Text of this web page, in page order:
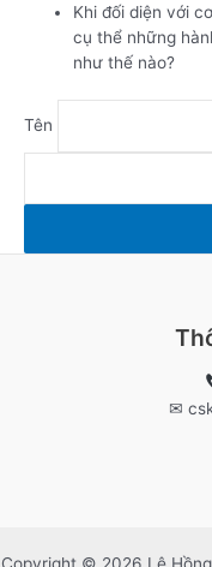
Khi đối diện với
cụ thể những
như thế nào?
Tên
✉